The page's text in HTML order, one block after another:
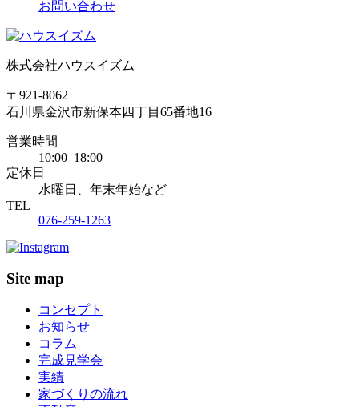
お問い合わせ
株式会社ハウスイズム
〒921-8062
石川県金沢市新保本四丁目65番地16
営業時間
10:00–18:00
定休日
水曜日、年末年始など
TEL
076-259-1263
Site map
コンセプト
お知らせ
コラム
完成見学会
実績
家づくりの流れ